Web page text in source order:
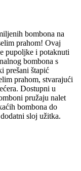
bombona na
prahom! Ovaj
pupoljke i potaknuti
bombona s
prešani štapić
prahom, stvarajući
Dostupni u
pružaju nalet
bombona do
sloj užitka.